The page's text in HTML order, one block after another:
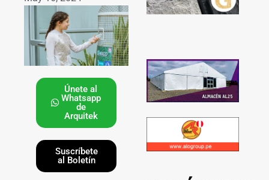
Únete al
Whatsapp
de
Arquitek
Suscríbete
al Boletín